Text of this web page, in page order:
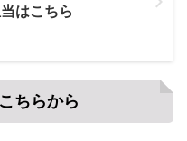
はこちら
ちらから